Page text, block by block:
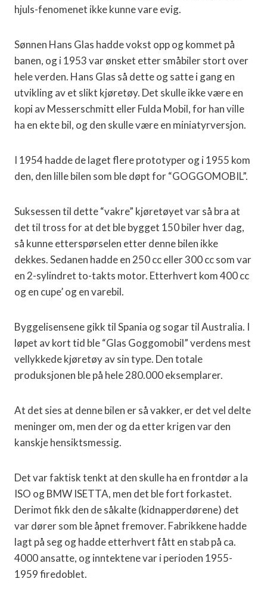
hjuls-fenomenet ikke kunne vare evig.
Sønnen Hans Glas hadde vokst opp og kommet på
banen, og i 1953 var ønsket etter småbiler stort over
hele verden. Hans Glas så dette og satte i gang en
utvikling av et slikt kjøretøy. Det skulle ikke være en
kopi av Messerschmitt eller Fulda Mobil, for han ville
ha en ekte bil, og den skulle være en miniatyrversjon.
I 1954 hadde de laget flere prototyper og i 1955 kom
den, den lille bilen som ble døpt for “GOGGOMOBIL”.
Suksessen til dette “vakre” kjøretøyet var så bra at
det til tross for at det ble bygget 150 biler hver dag,
så kunne etterspørselen etter denne bilen ikke
dekkes. Sedanen hadde en 250 cc eller 300 cc som var
en 2-sylindret to-takts motor. Etterhvert kom 400 cc
og en cupe’ og en varebil.
Byggelisensene gikk til Spania og sogar til Australia. I
løpet av kort tid ble “Glas Goggomobil” verdens mest
vellykkede kjøretøy av sin type. Den totale
produksjonen ble på hele 280.000 eksemplarer.
At det sies at denne bilen er så vakker, er det vel delte
meninger om, men der og da etter krigen var den
kanskje hensiktsmessig.
Det var faktisk tenkt at den skulle ha en frontdør a la
ISO og BMW ISETTA, men det ble fort forkastet.
Derimot fikk den de såkalte (kidnapperdørene) det
var dører som ble åpnet fremover. Fabrikkene hadde
lagt på seg og hadde etterhvert fått en stab på ca.
4000 ansatte, og inntektene var i perioden 1955-
1959 firedoblet.